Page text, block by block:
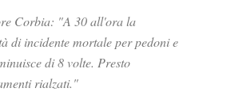
Corbia: "A 30 all'ora la
di incidente mortale per pedoni e
di 8 volte. Presto
rialzati."